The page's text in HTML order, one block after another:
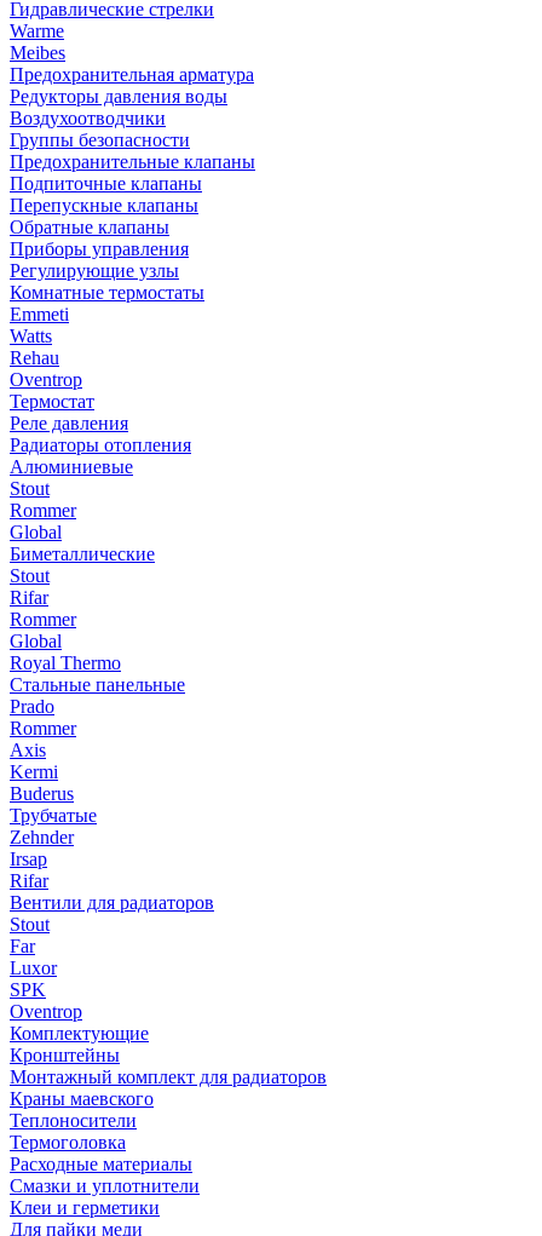
Гидравлические стрелки
Warme
Meibes
Предохранительная арматура
Редукторы давления воды
Воздухоотводчики
Группы безопасности
Предохранительные клапаны
Подпиточные клапаны
Перепускные клапаны
Обратные клапаны
Приборы управления
Регулирующие узлы
Комнатные термостаты
Emmeti
Watts
Rehau
Oventrop
Термостат
Реле давления
Радиаторы отопления
Алюминиевые
Stout
Rommer
Global
Биметаллические
Stout
Rifar
Rommer
Global
Royal Thermo
Стальные панельные
Prado
Rommer
Axis
Kermi
Buderus
Трубчатые
Zehnder
Irsap
Rifar
Вентили для радиаторов
Stout
Far
Luxor
SPK
Oventrop
Комплектующие
Кронштейны
Монтажный комплект для радиаторов
Краны маевского
Теплоносители
Термоголовка
Расходные материалы
Смазки и уплотнители
Клеи и герметики
Для пайки меди